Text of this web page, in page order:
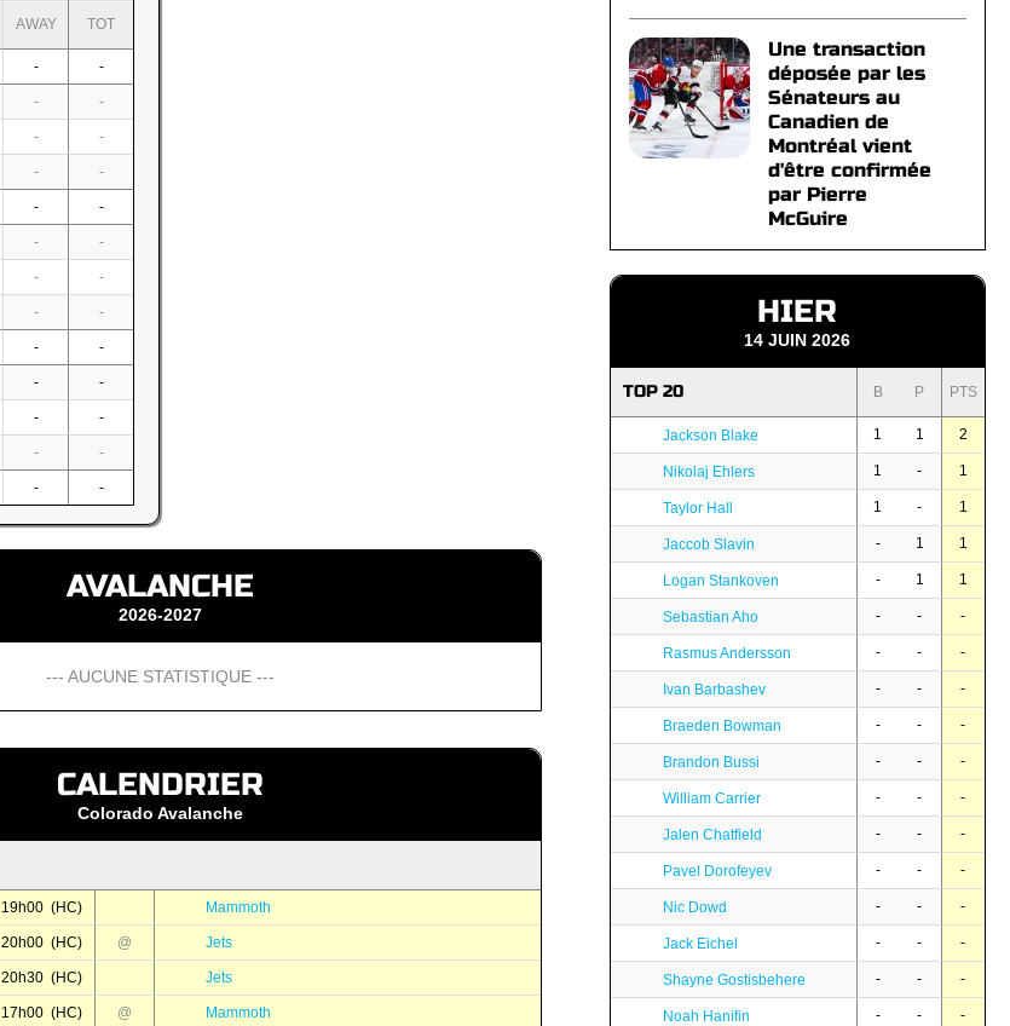
AWAY TOT
- -
- -
- -
- -
- -
- -
- -
- -
- -
- -
- -
- -
- -
AVALANCHE
2026-2027
--- AUCUNE STATISTIQUE ---
CALENDRIER
Colorado Avalanche
19h00 (HC) Mammoth
20h00 (HC) @ Jets
20h30 (HC) Jets
17h00 (HC) @ Mammoth
Une transaction
déposée par les
Sénateurs au
Canadien de
Montréal vient
d'être confirmée
par Pierre
McGuire
HIER
14 JUIN 2026
TOP 20 B P PTS
Jackson Blake 1 1 2
Nikolaj Ehlers 1 - 1
Taylor Hall 1 - 1
Jaccob Slavin - 1 1
Logan Stankoven - 1 1
Sebastian Aho - - -
Rasmus Andersson - - -
Ivan Barbashev - - -
Braeden Bowman - - -
Brandon Bussi - - -
William Carrier - - -
Jalen Chatfield - - -
Pavel Dorofeyev - - -
Nic Dowd - - -
Jack Eichel - - -
Shayne Gostisbehere - - -
Noah Hanifin - - -